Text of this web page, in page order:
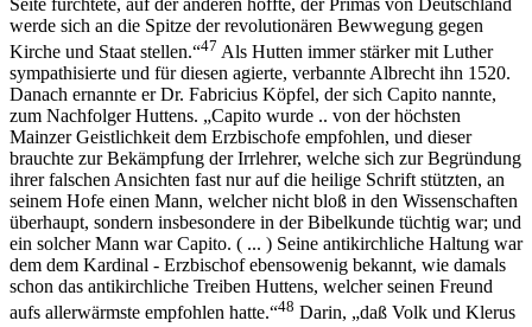
Seite fürchtete, auf der anderen hoffte, der Primas von Deutschland
werde sich an die Spitze der revolutionären Bewwegung gegen
Kirche und Staat stellen.“47 Als Hutten immer stärker mit Luther
sympathisierte und für diesen agierte, verbannte Albrecht ihn 1520.
Danach ernannte er Dr. Fabricius Köpfel, der sich Capito nannte,
zum Nachfolger Huttens. „Capito wurde .. von der höchsten
Mainzer Geistlichkeit dem Erzbischofe empfohlen, und dieser
brauchte zur Bekämpfung der Irrlehrer, welche sich zur Begründung
ihrer falschen Ansichten fast nur auf die heilige Schrift stützten, an
seinem Hofe einen Mann, welcher nicht bloß in den Wissenschaften
überhaupt, sondern insbesondere in der Bibelkunde tüchtig war; und
ein solcher Mann war Capito. ( ... ) Seine antikirchliche Haltung war
dem dem Kardinal - Erzbischof ebensowenig bekannt, wie damals
schon das antikirchliche Treiben Huttens, welcher seinen Freund
aufs allerwärmste empfohlen hatte.“48 Darin, „daß Volk und Klerus